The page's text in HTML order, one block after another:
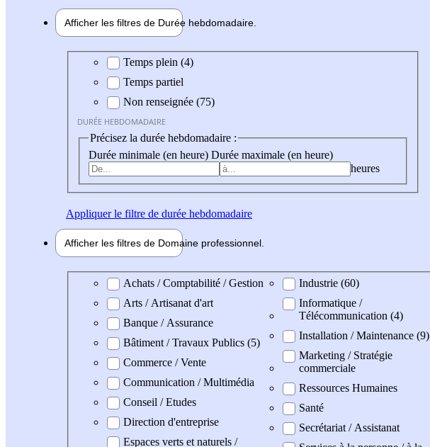
Afficher les filtres de Durée hebdomadaire
Durée hebdomadaire
Temps plein (4)
Temps partiel
Non renseignée (75)
DURÉE HEBDOMADAIRE
Précisez la durée hebdomadaire :
Durée minimale (en heure) Durée maximale (en heure)
heures
Appliquerle filtre de durée hebdomadaire
Afficher les filtres de Domaine professionnel
Domaine professionel
Achats / Comptabilité / Gestion
Arts / Artisanat d'art
Banque / Assurance
Bâtiment / Travaux Publics (5)
Commerce / Vente
Communication / Multimédia
Conseil / Etudes
Direction d'entreprise
Espaces verts et naturels /
Industrie (60)
Informatique /
Télécommunication (4)
Installation / Maintenance (9)
Marketing / Stratégie
commerciale
Ressources Humaines
Santé
Secrétariat / Assistanat